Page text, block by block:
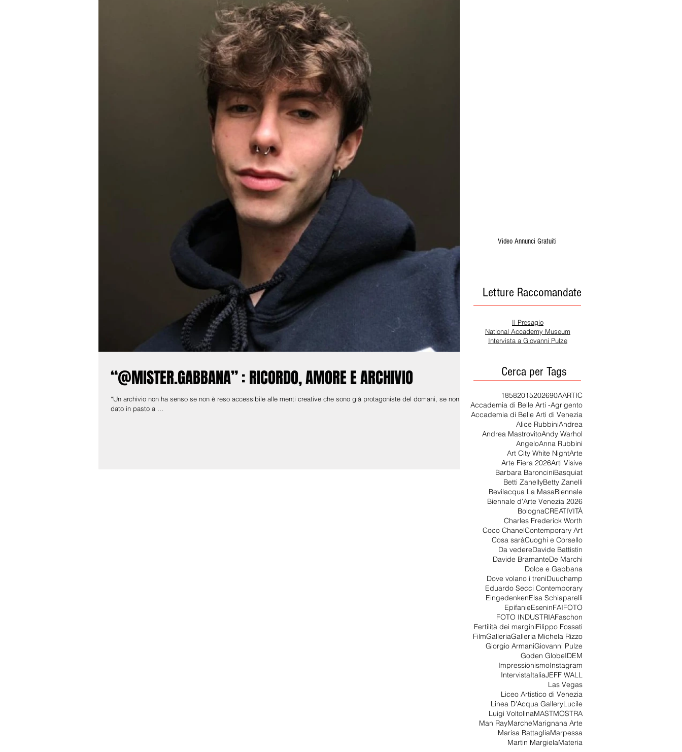
“@MISTER.GABBANA” : RICORDO, AMORE E ARCHIVIO
“Un archivio non ha senso se non è reso accessibile alle menti creative che sono già protagoniste del domani, se non è
dato in pasto a ...
Video Annunci Gratuiti
Letture Raccomandate
Il Presagio
National Accademy Museum
Intervista a Giovanni Pulze
Cerca per Tags
18582015202690AARTIC
Accademia di Belle Arti -Agrigento
Accademia di Belle Arti di Venezia
Alice RubbiniAndrea
Andrea MastrovitoAndy Warhol
AngeloAnna Rubbini
Art City White NightArte
Arte Fiera 2026Arti Visive
Barbara BaronciniBasquiat
Betti ZanellyBetty Zanelli
Bevilacqua La MasaBiennale
Biennale d'Arte Venezia 2026
BolognaCREATIVITÀ
Charles Frederick Worth
Coco ChanelContemporary Art
Cosa saràCuoghi e Corsello
Da vedereDavide Battistin
Davide BramanteDe Marchi
Dolce e Gabbana
Dove volano i treniDuuchamp
Eduardo Secci Contemporary
EingedenkenElsa Schiaparelli
EpifanieEseninFAIFOTO
FOTO INDUSTRIAFaschon
Fertilità dei marginiFilippo Fossati
FilmGalleriaGalleria Michela Rizzo
Giorgio ArmaniGiovanni Pulze
Goden GlobeIDEM
ImpressionismoInstagram
IntervistaItaliaJEFF WALL
Las Vegas
Liceo Artistico di Venezia
Linea D'Acqua GalleryLucile
Luigi VoltolinaMASTMOSTRA
Man RayMarcheMarignana Arte
Marisa BattagliaMarpessa
Martin MargielaMateria